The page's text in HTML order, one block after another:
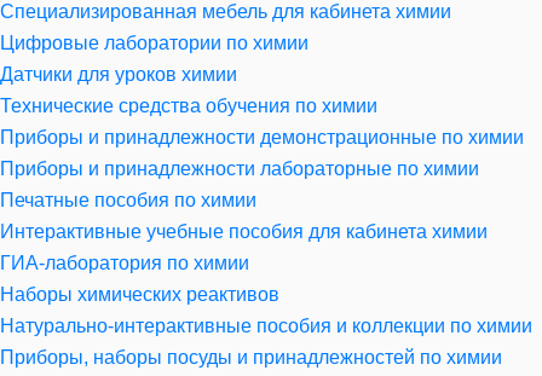
Специализированная мебель для кабинета химии
Цифровые лаборатории по химии
Датчики для уроков химии
Технические средства обучения по химии
Приборы и принадлежности демонстрационные по химии
Приборы и принадлежности лабораторные по химии
Печатные пособия по химии
Интерактивные учебные пособия для кабинета химии
ГИА-лаборатория по химии
Наборы химических реактивов
Натурально-интерактивные пособия и коллекции по химии
Приборы, наборы посуды и принадлежностей по химии